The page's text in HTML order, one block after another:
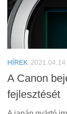
HÍREK 2021.04.14
A Canon
fejlesztését